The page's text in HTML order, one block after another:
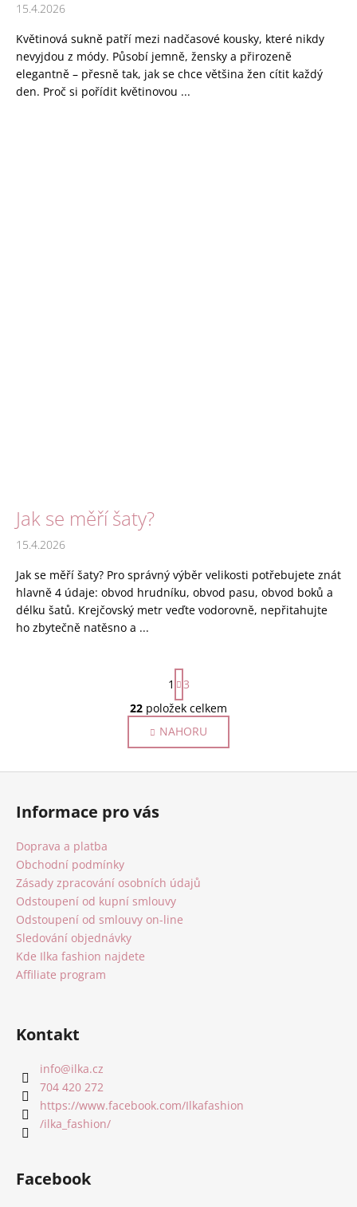
15.4.2026
Květinová sukně patří mezi nadčasové kousky, které nikdy
nevyjdou z módy. Působí jemně, žensky a přirozeně
elegantně – přesně tak, jak se chce většina žen cítit každý
den. Proč si pořídit květinovou ...
Jak se měří šaty?
15.4.2026
Jak se měří šaty? Pro správný výběr velikosti potřebujete znát
hlavně 4 údaje: obvod hrudníku, obvod pasu, obvod boků a
délku šatů. Krejčovský metr veďte vodorovně, nepřitahujte
ho zbytečně natěsno a ...
O
v
l
á
r
v
y
S
t
r
á
n
k
1
3
22 položek celkem
NAHORU
Informace pro vás
Doprava a platba
Obchodní podmínky
Zásady zpracování osobních údajů
Odstoupení od kupní smlouvy
Odstoupení od smlouvy on-line
Sledování objednávky
Kde Ilka fashion najdete
Affiliate program
Kontakt
info@ilka.cz
704 420 272
https://www.facebook.com/Ilkafashion
/ilka_fashion/
Facebook